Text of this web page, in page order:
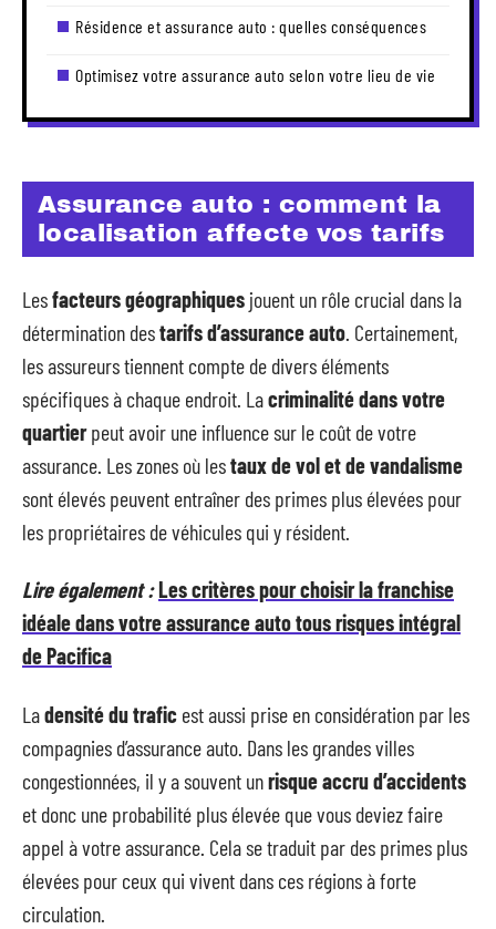
Résidence et assurance auto : quelles conséquences
Optimisez votre assurance auto selon votre lieu de vie
Assurance auto : comment la
localisation affecte vos tarifs
Lesfacteurs géographiques jouent un rôle crucial dans la
détermination destarifs d’assurance auto . Certainement,
les assureurs tiennent compte de divers éléments
spécifiques à chaque endroit. Lacriminalité dans votre
quartierpeut avoir une influence sur le coût de votre
assurance. Les zones où lestaux de vol et de vandalisme
sont élevés peuvent entraîner des primes plus élevées pour
les propriétaires de véhicules qui y résident.
Lire également :Les critères pour choisir la franchise
idéale dans votre assurance auto tous risques intégral
de Pacifica
Ladensité du trafic est aussi prise en considération par les
compagnies d’assurance auto. Dans les grandes villes
congestionnées, il y a souvent unrisque accru d’accidents
et donc une probabilité plus élevée que vous deviez faire
appel à votre assurance. Cela se traduit par des primes plus
élevées pour ceux qui vivent dans ces régions à forte
circulation.